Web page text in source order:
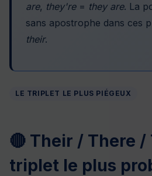
are, they're= they are. La
sans apostrophe dans ces
their.
LE TRIPLET LE PLUS PIÉGEUX
🔴 Their / There
triplet le plus